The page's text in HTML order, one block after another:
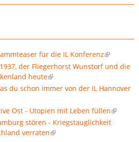
für die IL Konferenz
der Fliegerhorst Wunstorf und die
heute
du schon immer von der IL Hannover
Ost - Utopien mit Leben füllen
stören - Kriegstauglichkeit
verraten